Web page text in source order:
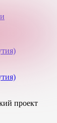
проект